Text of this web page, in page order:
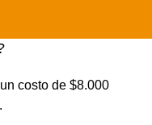
costo de $8.000